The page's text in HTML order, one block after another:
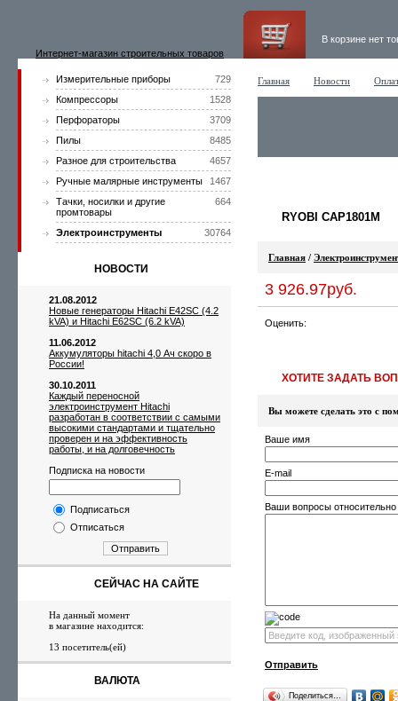
Интернет-магазин строительных товаров
В корзине нет
729
Измерительные приборы
1528
Компрессоры
3709
Перфораторы
8485
Пилы
4657
Разное для строительства
1467
Ручные малярные инструменты
664
Тачки, носилки и другие
промтовары
30764
Электроинструменты
НОВОСТИ
21.08.2012
Новые генераторы Hitachi E42SC (4.2
kVA) и Hitachi E62SC (6.2 kVA)
11.06.2012
Аккумуляторы hitachi 4,0 Ач скоро в
России!
30.10.2011
Каждый переносной
электроинструмент Hitachi
разработан в соответствии с самыми
высокими стандартами и тщательно
проверен и на эффективность
работы, и на долговечность
Подписка на новости
Подписаться
Отписаться
Отправить
СЕЙЧАС НА САЙТЕ
На данный момент
в магазине находится:
13 посетитель(ей)
ВАЛЮТА
Главная Новости
RYOBI CAP1801M
Главная /
3 926.97руб.
Оценить:
ХОТИТЕ ЗАДАТЬ
Вы можете сделать это с
Ваше имя
E-mail
Ваши вопросы относительно
Отправить
Поделиться…